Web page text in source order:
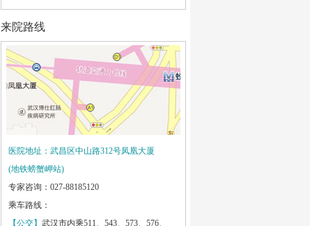
来院路线
医院地址：武昌区中山路312号凤凰大厦
(地铁螃蟹岬站)
专家咨询：027-88185120
乘车路线：
【公交】 武汉市内乘511、543、573、576、